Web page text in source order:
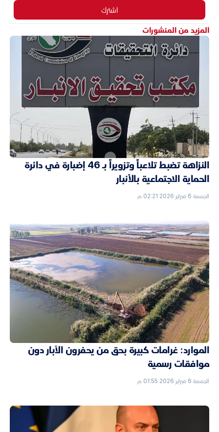
اشترك
المزيد من المنشورات
النزاهة تضبط تلاعباً وتزويراً بـ 46 إضبارة في دائرة
الحماية الاجتماعية بالأنبار
الجمعة 6 فبراير 2026 02:21 م
الموارد: غرامات كبيرة بحق من يحفرون الآبار دون
موافقات رسمية
الجمعة 6 فبراير 2026 01:55 م